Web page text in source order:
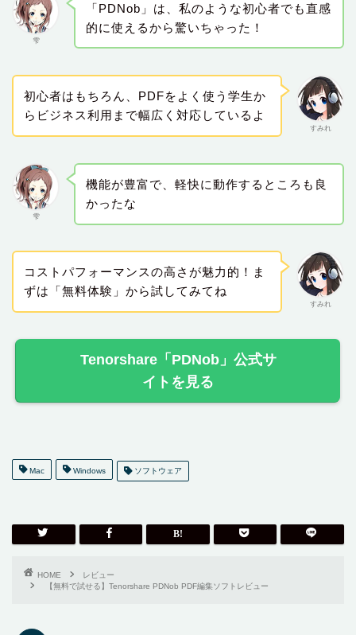
雫
「PDNob」は、私のような初心者でも直感
的に使えるから驚いちゃった！
すみれ
初心者はもちろん、PDFをよく使う学生か
らビジネス利用まで幅広く対応しているよ
雫
機能が豊富で、軽快に動作するところも良
かったな
すみれ
コストパフォーマンスの高さが魅力的！ま
ずは「無料体験」から試してみてね
Tenorshare「PDNob」公式サ
イトを見る
Mac Windows ソフトウェア
HOME
レビュー
【無料で試せる】Tenorshare PDNob PDF編集ソフトレビュー